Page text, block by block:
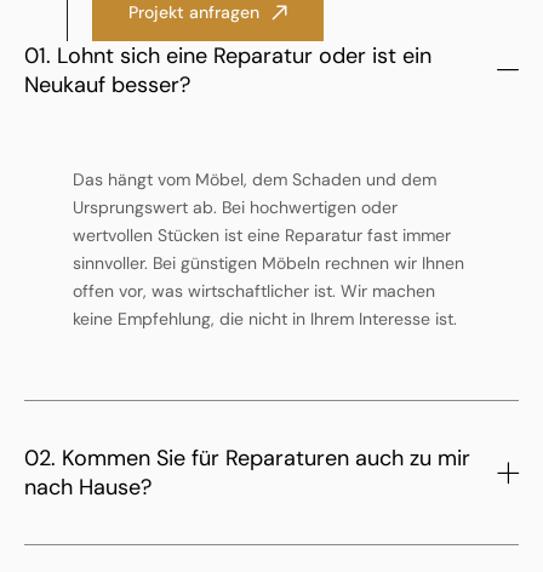
Projekt anfragen
01. Lohnt sich eine Reparatur oder ist ein
Neukauf besser?
Das hängt vom Möbel, dem Schaden und dem
Ursprungswert ab. Bei hochwertigen oder
wertvollen Stücken ist eine Reparatur fast immer
sinnvoller. Bei günstigen Möbeln rechnen wir Ihnen
offen vor, was wirtschaftlicher ist. Wir machen
keine Empfehlung, die nicht in Ihrem Interesse ist.
02. Kommen Sie für Reparaturen auch zu mir
nach Hause?